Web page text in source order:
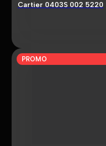
Cartier 0403S 002 5220
PROMO